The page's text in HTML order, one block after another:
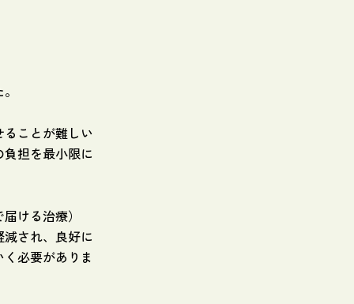
ことが難しい
担を最小限に
ける治療）
され、良好に
必要がありま